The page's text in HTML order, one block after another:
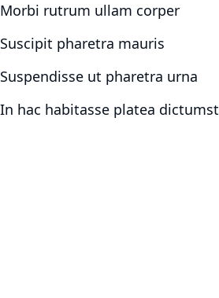
Morbi rutrum ullam corper
Suscipit pharetra mauris
Suspendisse ut pharetra urna
In hac habitasse platea dictumst